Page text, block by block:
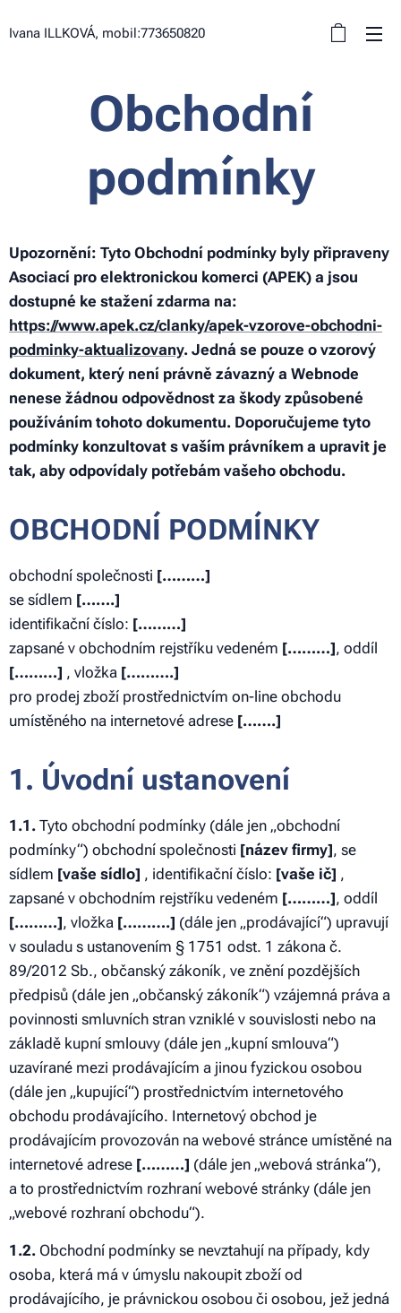
Ivana ILLKOVÁ, mobil:773650820
Obchodní
podmínky
Upozornění: Tyto Obchodní podmínky byly připraveny
Asociací pro elektronickou komerci (APEK) a jsou
dostupné ke stažení zdarma na:
https://www.apek.cz/clanky/apek-vzorove-obchodni-
podminky-aktualizovany. Jedná se pouze o vzorový
dokument, který není právně závazný a Webnode
nenese žádnou odpovědnost za škody způsobené
používáním tohoto dokumentu. Doporučujeme tyto
podmínky konzultovat s vaším právníkem a upravit je
tak, aby odpovídaly potřebám vašeho obchodu.
OBCHODNÍ PODMÍNKY
obchodní společnosti [………]
se sídlem […….]
identifikační číslo: [………]
zapsané v obchodním rejstříku vedeném [………], oddíl
[………] , vložka [……….]
pro prodej zboží prostřednictvím on-line obchodu
umístěného na internetové adrese […….]
1. Úvodní ustanovení
1.1. Tyto obchodní podmínky (dále jen „obchodní
podmínky“) obchodní společnosti [název firmy], se
sídlem [vaše sídlo] , identifikační číslo: [vaše ič] ,
zapsané v obchodním rejstříku vedeném [………], oddíl
[………], vložka [……….] (dále jen „prodávající“) upravují
v souladu s ustanovením § 1751 odst. 1 zákona č.
89/2012 Sb., občanský zákoník, ve znění pozdějších
předpisů (dále jen „občanský zákoník“) vzájemná práva a
povinnosti smluvních stran vzniklé v souvislosti nebo na
základě kupní smlouvy (dále jen „kupní smlouva“)
uzavírané mezi prodávajícím a jinou fyzickou osobou
(dále jen „kupující“) prostřednictvím internetového
obchodu prodávajícího. Internetový obchod je
prodávajícím provozován na webové stránce umístěné na
internetové adrese [………] (dále jen „webová stránka“),
a to prostřednictvím rozhraní webové stránky (dále jen
„webové rozhraní obchodu“).
1.2. Obchodní podmínky se nevztahují na případy, kdy
osoba, která má v úmyslu nakoupit zboží od
prodávajícího, je právnickou osobou či osobou, jež jedná